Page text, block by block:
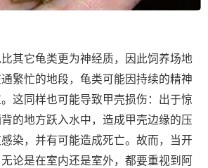
其它龟类更为神经质，因此饲养场地
繁忙的地段，龟类可能因持续的精神
这同样也可能导致甲壳损伤：出于惊
的地方跃入水中，造成甲壳边缘的压
染，并有可能造成死亡。故而，当开
论是在室内还是室外，都要重视到阿